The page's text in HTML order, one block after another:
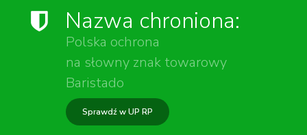
Nazwa chroniona:
Polska ochrona
na słowny znak towarowy
Baristado
Sprawdź w UP RP